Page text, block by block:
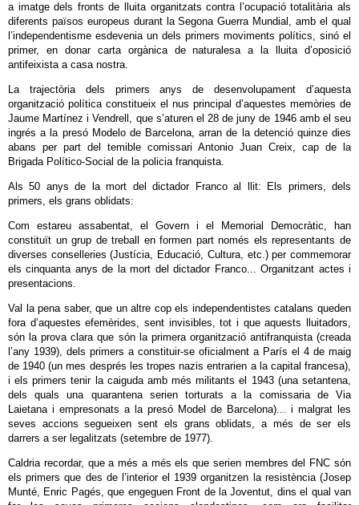
a imatge dels fronts de lluita organitzats contra l’ocupació totalitària als
diferents països europeus durant la Segona Guerra Mundial, amb el qual
l’independentisme esdevenia un dels primers moviments polítics, sinó el
primer, en donar carta orgànica de naturalesa a la lluita d’oposició
antifeixista a casa nostra.
La trajectòria dels primers anys de desenvolupament d’aquesta
organització política constitueix el nus principal d’aquestes memòries de
Jaume Martínez i Vendrell, que s’aturen el 28 de juny de 1946 amb el seu
ingrés a la presó Modelo de Barcelona, arran de la detenció quinze dies
abans per part del temible comissari Antonio Juan Creix, cap de la
Brigada Político-Social de la policia franquista.
Als 50 anys de la mort del dictador Franco al llit: Els primers, dels
primers, els grans oblidats:
Com estareu assabentat, el Govern i el Memorial Democràtic, han
constituït un grup de treball en formen part només els representants de
diverses conselleries (Justícia, Educació, Cultura, etc.) per commemorar
els cinquanta anys de la mort del dictador Franco... Organitzant actes i
presentacions.
Val la pena saber, que un altre cop els independentistes catalans queden
fora d’aquestes efemèrides, sent invisibles, tot i que aquests lluitadors,
són la prova clara que són la primera organització antifranquista (creada
l’any 1939), dels primers a constituir-se oficialment a París el 4 de maig
de 1940 (un mes després les tropes nazis entrarien a la capital francesa),
i els primers tenir la caiguda amb més militants el 1943 (una setantena,
dels quals una quarantena serien torturats a la comissaria de Via
Laietana i empresonats a la presó Model de Barcelona)... i malgrat les
seves accions segueixen sent els grans oblidats, a més de ser els
darrers a ser legalitzats (setembre de 1977).
Caldria recordar, que a més a més els que serien membres del FNC són
els primers que des de l’interior el 1939 organitzen la resistència (Josep
Munté, Enric Pagés, que engeguen Front de la Joventut, dins el qual van